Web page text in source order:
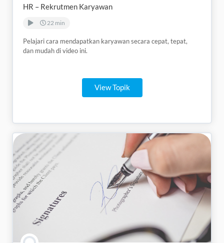
HR – Rekrutmen Karyawan
22 min
Pelajari cara mendapatkan karyawan secara cepat, tepat,
dan mudah di video ini.
View Topik